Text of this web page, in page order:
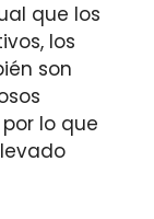
que los
los
son
lo que